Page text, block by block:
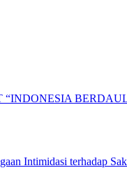
“INDONESIA
Intimidasi terhadap